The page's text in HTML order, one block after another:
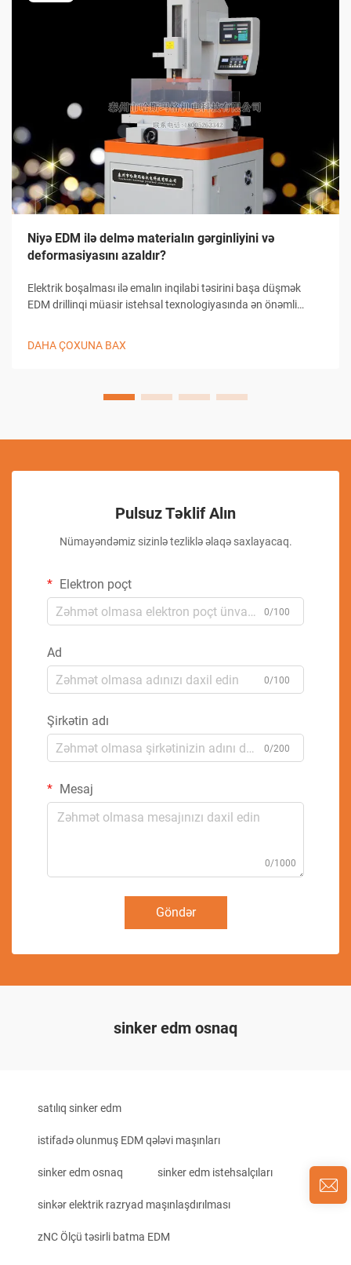
Niyə EDM ilə delmə materialın gərginliyini və
deformasiyasını azaldır?
Elektrik boşalması ilə emalın inqilabi təsirini başa düşmək
EDM drillinqi müasir istehsal texnologiyasında ən önəmli
DAHA ÇOXUNA BAX
Pulsuz Təklif Alın
Nümayəndəmiz sizinlə tezliklə əlaqə saxlayacaq.
Elektron poçt
0/100
Ad
0/100
Şirkətin adı
0/200
Mesaj
0/1000
Göndər
sinker edm osnaq
satılıq sinker edm
istifadə olunmuş EDM qələvi maşınları
sinker edm osnaq sinker edm istehsalçıları
sinkər elektrik razryad maşınlaşdırılması
zNC Ölçü təsirli batma EDM